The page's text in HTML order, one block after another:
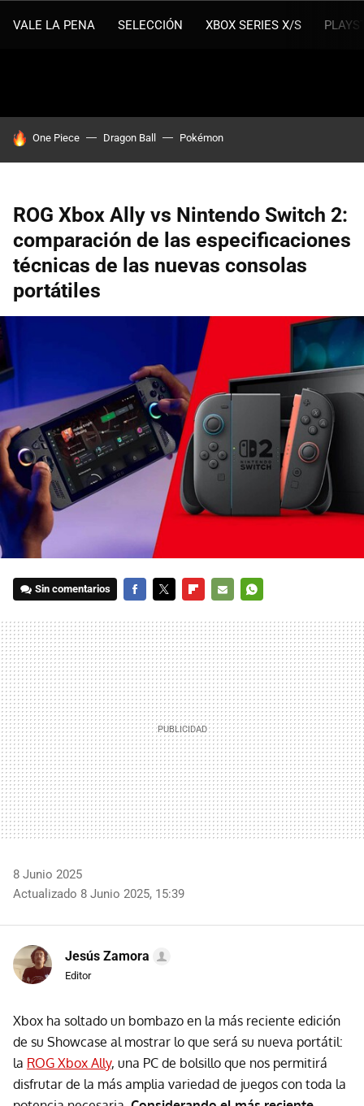
VALE LA PENA SELECCIÓN XBOX SERIES X/S
HOY SE HABLA DE
One Piece Dragon Ball Pokémon
ROG Xbox Ally vs Nintendo Switch 2:
comparación de las especificaciones
técnicas de las nuevas consolas
portátiles
Sin comentarios
MAIL
8 Junio 2025
Actualizado 8 Junio 2025, 15:39
Jesús Zamora
Editor
Xbox ha soltado un bombazo en la más reciente edición
de su Showcase al mostrar lo que será su nueva portátil:
la ROG Xbox Ally, una PC de bolsillo que nos permitirá
disfrutar de la más amplia variedad de juegos con toda la